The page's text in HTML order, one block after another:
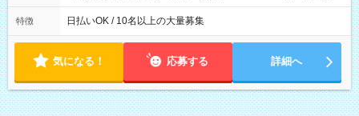
働8時間） ※週5日勤務（場所次第では週4も有り） ※配達状況
によって時間外での勤務可能性有り ※案件により多少の前後あ
特徴 日払いOK / 10名以上の大量募集
気になる！ 応募する 詳細へ